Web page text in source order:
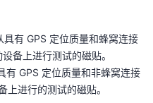
有 GPS 定位质量和蜂窝连接
备上进行测试的磁贴。
GPS 定位质量和非蜂窝连接
上进行的测试的磁贴。